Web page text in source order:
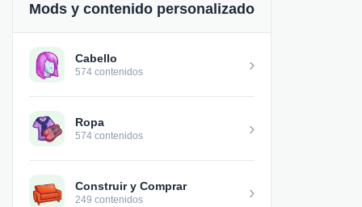
Mods y contenido personalizado
Cabello
574 contenidos ›
Ropa
574 contenidos ›
Construir y Comprar
249 contenidos ›